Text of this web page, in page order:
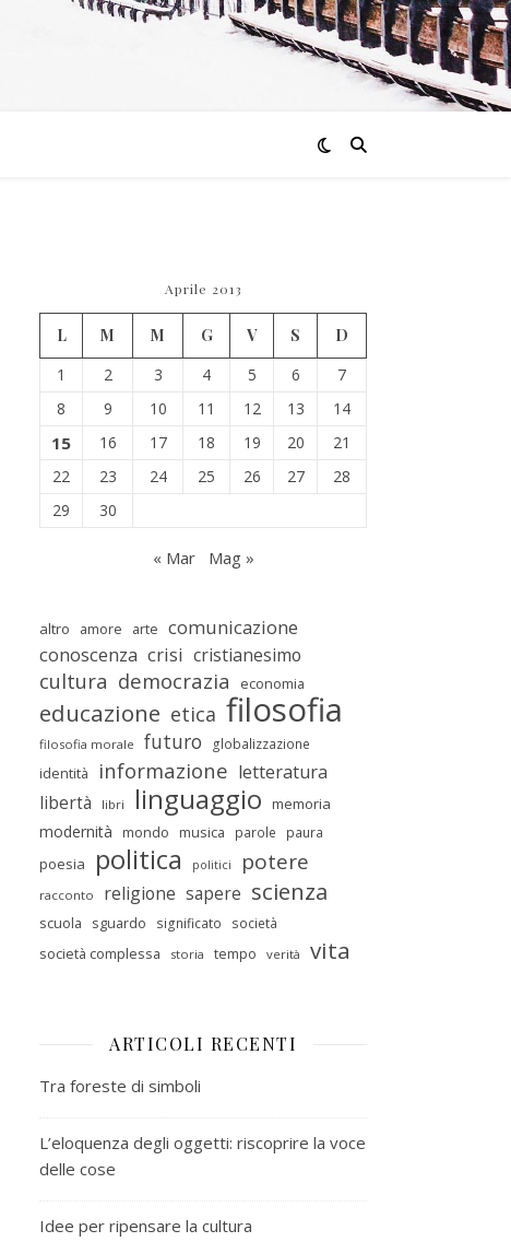
Aprile 2013
L M M G V S
D
1
2 3 4 5 6
7
8
9 10 11 12 13 14
15 16 17 18 19 20
21
22
23 24 25 26 27
28
29
30
« Mar Mag »
altro amore arte comunicazione
conoscenza crisi cristianesimo
cultura democrazia economia
educazione etica filosofia
filosofia morale futuro globalizzazione
identità informazione letteratura
libertà
libri linguaggio memoria
modernità mondo musica parole paura
poesia politica politici potere
racconto religione sapere scienza
scuola sguardo significato società
società complessa storia tempo verità vita
ARTICOLI RECENTI
Tra foreste di simboli
L’eloquenza degli oggetti: riscoprire la voce
delle cose
Idee per ripensare la cultura